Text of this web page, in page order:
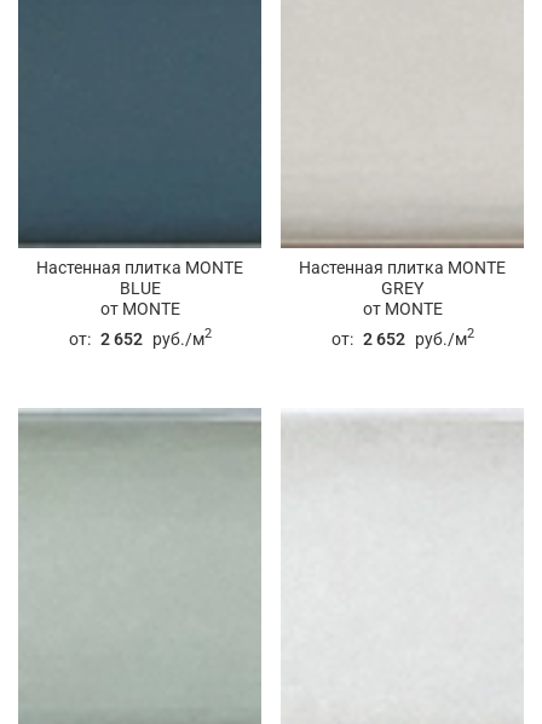
Настенная плитка MONTE
BLUE
от MONTE
от: 2 652 руб./м2
Настенная плитка MONTE
GREY
от MONTE
от: 2 652 руб./м2